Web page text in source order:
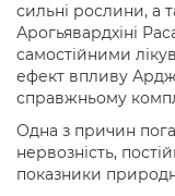
сильні рослини, а
Арогьявардхіні
самостійними
ефект впливу
справжньому
Одна з причин
нервозність,
показники